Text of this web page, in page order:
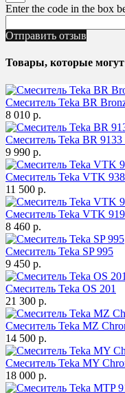
Enter the code in the box
Отправить отзыв
Товары, которые
Смеситель Teka BR
8 010 р.
Смеситель Teka BR 9133
9 990 р.
Смеситель Teka VTK 938
11 500 р.
Смеситель Teka VTK 919
8 460 р.
Смеситель Teka SP 995
9 450 р.
Смеситель Teka OS 201
21 300 р.
Смеситель Teka MZ
14 500 р.
Смеситель Teka MY
18 000 р.